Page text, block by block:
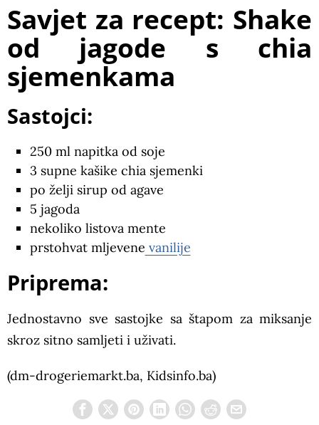
Savjet za recept: Shake
od jagode s chia
sjemenkama
Sastojci:
250 ml napitka od soje
3 supne kašike chia sjemenki
po želji sirup od agave
5 jagoda
nekoliko listova mente
prstohvat mljevene vanilije
Priprema:
Jednostavno sve sastojke sa štapom za miksanje
skroz sitno samljeti i uživati.
(dm-drogeriemarkt.ba, Kidsinfo.ba)